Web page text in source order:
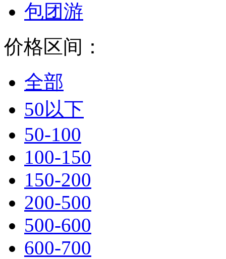
包团游
价格区间：
全部
50以下
50-100
100-150
150-200
200-500
500-600
600-700